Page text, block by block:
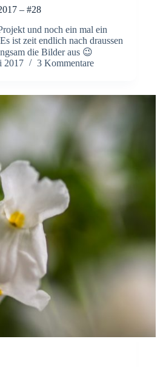
– #28
und noch ein mal ein
ist zeit endlich nach draussen
die Bilder aus 😉
2017 3 Kommentare